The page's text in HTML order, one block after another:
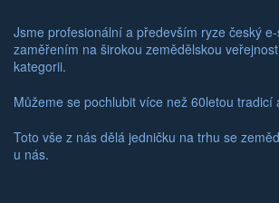
Jsme profesionální a především ryze český
zaměřením na širokou zemědělskou
kategorii.
Můžeme se pochlubit více než 60letou tradicí
Toto vše z nás dělá jedničku na trhu se
u nás.